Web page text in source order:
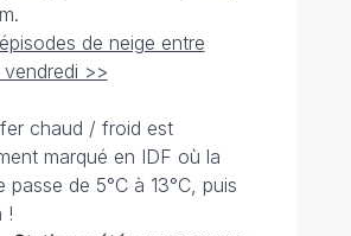
de neige entre
>>
chaud / froid est
marqué en IDF où la
passe de 5°C à 13°C, puis
!